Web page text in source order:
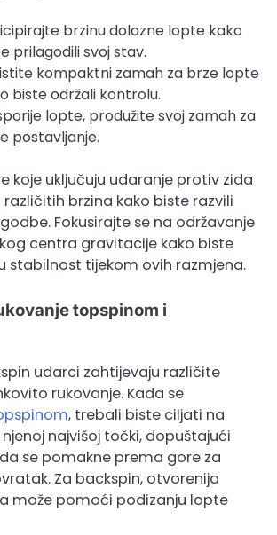
brzinu dolazne lopte kako
prilagodili svoj stav.
kompaktni zamah za brze lopte
biste održali kontrolu.
lopte, produžite svoj zamah za
postavljanje.
koje uključuju udaranje protiv zida
brzina kako biste razvili
Fokusirajte se na održavanje
centra gravitacije kako biste
stabilnost tijekom ovih razmjena.
topspinom i
udarci zahtijevaju različite
rukovanje. Kada se
, trebali biste ciljati na
najvišoj točki, dopuštajući
se pomakne prema gore za
Za backspin, otvorenija
može pomoći podizanju lopte